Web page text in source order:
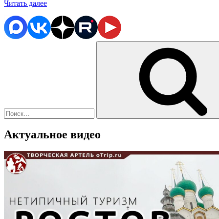
Читать далее«Первый
простого
автомобилиста
на
Актуальное видео